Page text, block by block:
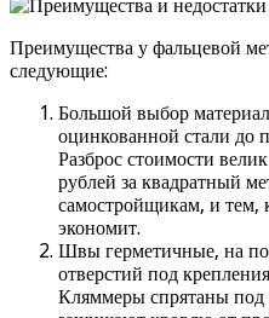
Преимущества у фальцевой
следующие:
Большой выбор
оцинкованной стали до
Разброс стоимости
рублей за квадратный
самостройщикам, и тем,
экономит.
Швы герметичные, на
отверстий под
Кляммеры спрятаны